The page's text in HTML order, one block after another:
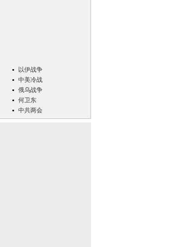
以伊战争
中美冷战
俄乌战争
何卫东
中共两会